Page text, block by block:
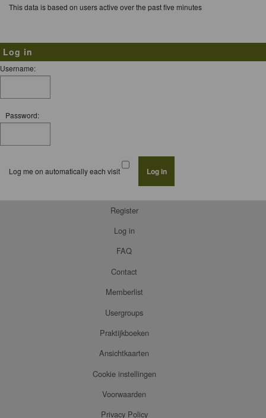
This data is based on users active over the past five minutes
Log in
Username:
Password:
Log me on automatically each visit
Register
Log in
FAQ
Contact
Memberlist
Usergroups
Praktijkboeken
Ansichtkaarten
Cookie instellingen
Voorwaarden
Privacy Policy